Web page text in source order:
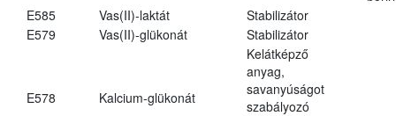
E585
Vas(II)-laktát
Stabilizátor
E579
Vas(II)-glükonát Stabilizátor
E578 Kalcium-glükonát
Kelátképző
anyag,
savanyúságot
szabályozó